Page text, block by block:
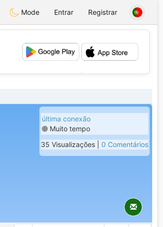
Mode Entrar Registrar
💕
última conexão
Muito tempo
35 Visualizações | 0 Comentários